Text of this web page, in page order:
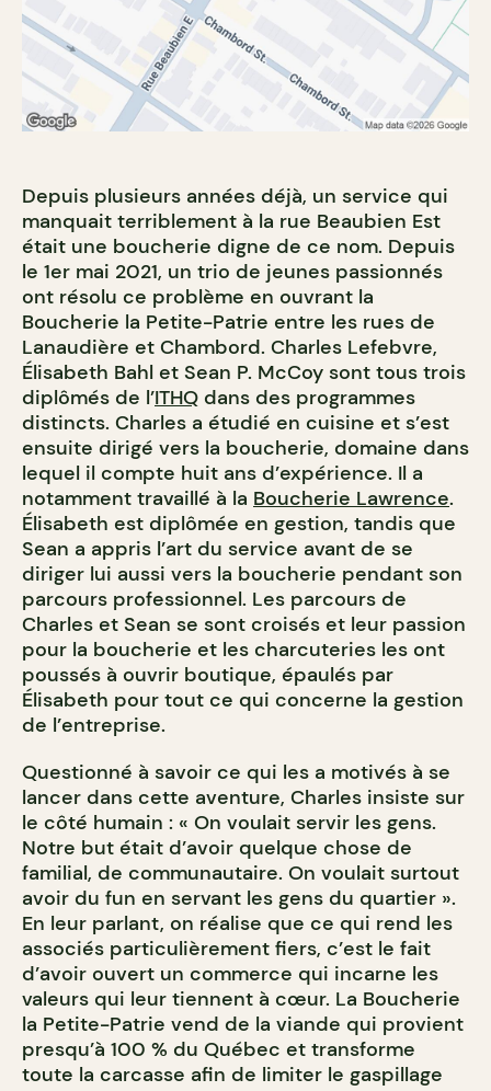
Depuis plusieurs années déjà, un service qui
manquait terriblement à la rue Beaubien Est
était une boucherie digne de ce nom. Depuis
le 1er mai 2021, un trio de jeunes passionnés
ont résolu ce problème en ouvrant la
Boucherie la Petite-Patrie entre les rues de
Lanaudière et Chambord. Charles Lefebvre,
Élisabeth Bahl et Sean P. McCoy sont tous trois
diplômés de l’ITHQ dans des programmes
distincts. Charles a étudié en cuisine et s’est
ensuite dirigé vers la boucherie, domaine dans
lequel il compte huit ans d’expérience. Il a
notamment travaillé à la Boucherie Lawrence.
Élisabeth est diplômée en gestion, tandis que
Sean a appris l’art du service avant de se
diriger lui aussi vers la boucherie pendant son
parcours professionnel. Les parcours de
Charles et Sean se sont croisés et leur passion
pour la boucherie et les charcuteries les ont
poussés à ouvrir boutique, épaulés par
Élisabeth pour tout ce qui concerne la gestion
de l’entreprise.
Questionné à savoir ce qui les a motivés à se
lancer dans cette aventure, Charles insiste sur
le côté humain : « On voulait servir les gens.
Notre but était d’avoir quelque chose de
familial, de communautaire. On voulait surtout
avoir du fun en servant les gens du quartier ».
En leur parlant, on réalise que ce qui rend les
associés particulièrement fiers, c’est le fait
d’avoir ouvert un commerce qui incarne les
valeurs qui leur tiennent à cœur. La Boucherie
la Petite-Patrie vend de la viande qui provient
presqu’à 100 % du Québec et transforme
toute la carcasse afin de limiter le gaspillage